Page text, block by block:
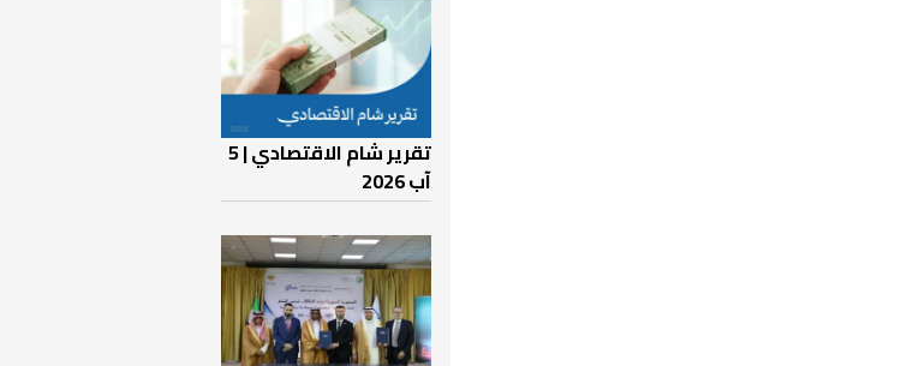
تقرير شام الاقتصادي | 5
آب 2026